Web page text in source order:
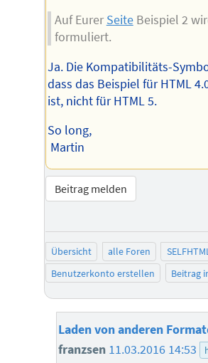
Auf Eurer SeiteBeispiel 2
formuliert.
Ja. Die Kompatibilitäts-
dass das Beispiel für HTML
ist, nicht für HTML 5.
So long,
Martin
Beitrag melden
Übersicht alle Foren
Benutzerkonto erstellen
Beitrag
Laden von anderen
franzsen 11.03.2016 14:53